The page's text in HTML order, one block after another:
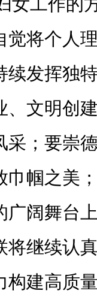
觉将个人
续发挥独
、文明创
采；要崇
巾帼之美
广阔舞台
将继续认
构建高质